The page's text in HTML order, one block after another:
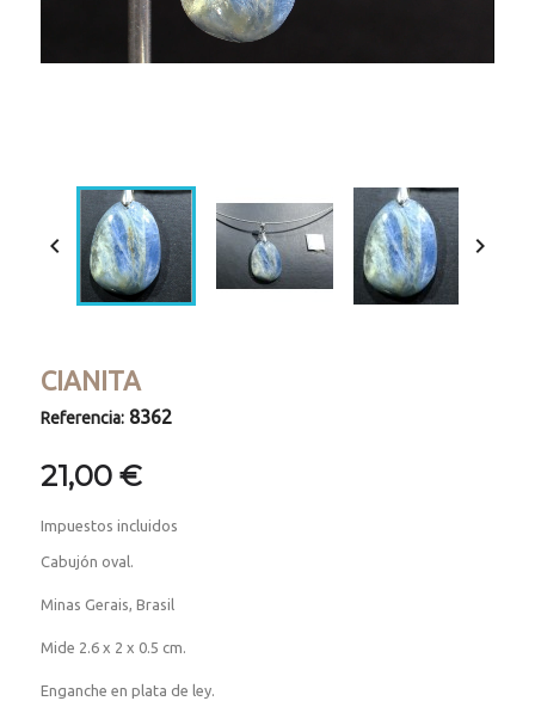
 
CIANITA
Referencia: 8362
21,00 €
Impuestos incluidos
Cabujón oval.
Minas Gerais, Brasil
Mide 2.6 x 2 x 0.5 cm.
Enganche en plata de ley.